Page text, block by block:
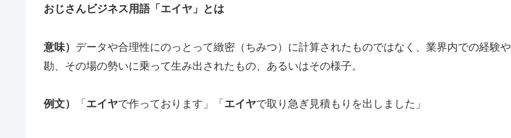
おじさんビジネス用語「エイヤ」とは
意味） データや合理性にのっとって緻密（ちみつ）に計算されたものではなく、業界内での経験や
勘、その場の勢いに乗って生み出されたもの、あるいはその様子。
例文） 「 エイヤで作っております」「 エイヤで取り急ぎ見積もりを出しました」